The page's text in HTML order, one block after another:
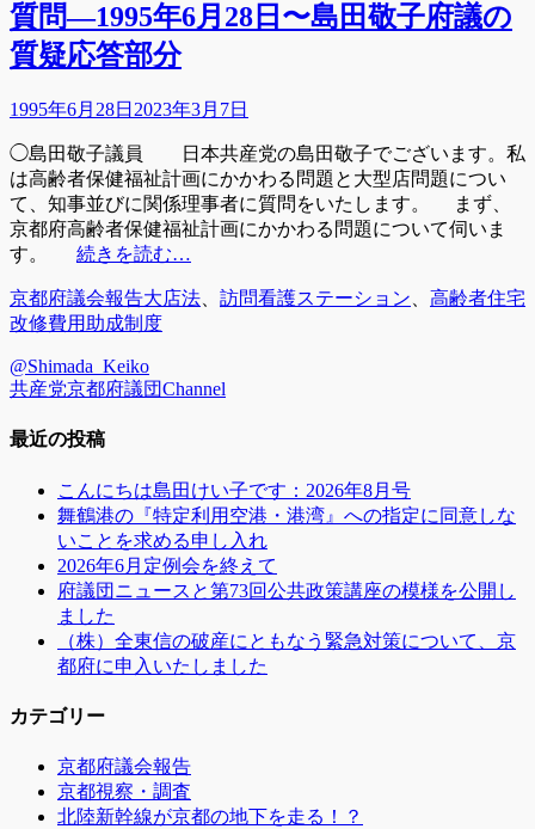
質問―1995年6月28日〜島田敬子府議の
質疑応答部分
投
日
1995年6月28日 2023年3月7日
◯島田敬子議員 日本共産党の島田敬子でございます。私
は高齢者保健福祉計画にかかわる問題と大型店問題につい
て、知事並びに関係理事者に質問をいたします。 まず、
京都府高齢者保健福祉計画にかかわる問題について伺いま
す。 続きを読む…
カ
テ
リ
ー
京都府議会報告タ
グ
大店法 訪問看護ステーション
高齢者住宅
改修費用助成制度
@Shimada_Keiko
共産党京都府議団Channel
最近の投稿
こんにちは島田けい子です：2026年8月号
舞鶴港の『特定利用空港・港湾』への指定に同意しな
いことを求める申し入れ
2026年6月定例会を終えて
府議団ニュースと第73回公共政策講座の模様を公開し
ました
（株）全東信の破産にともなう緊急対策について、京
都府に申入いたしました
カテゴリー
京都府議会報告
京都視察・調査
北陸新幹線が京都の地下を走る！？